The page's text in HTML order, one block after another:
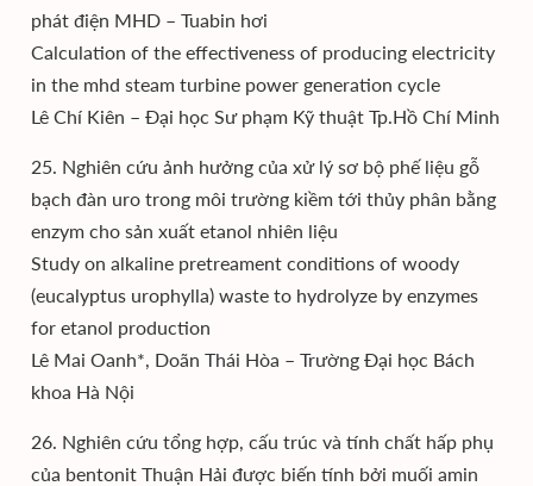
phát điện MHD – Tuabin hơi
Calculation of the effectiveness of producing electricity
in the mhd steam turbine power generation cycle
Lê Chí Kiên – Đại học Sư phạm Kỹ thuật Tp.Hồ Chí Minh
25. Nghiên cứu ảnh hưởng của xử lý sơ bộ phế liệu gỗ
bạch đàn uro trong môi trường kiềm tới thủy phân bằng
enzym cho sản xuất etanol nhiên liệu
Study on alkaline pretreament conditions of woody
(eucalyptus urophylla) waste to hydrolyze by enzymes
for etanol production
Lê Mai Oanh*, Doãn Thái Hòa – Trường Đại học Bách
khoa Hà Nội
26. Nghiên cứu tổng hợp, cấu trúc và tính chất hấp phụ
của bentonit Thuận Hải được biến tính bởi muối amin